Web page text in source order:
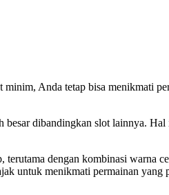
Anda tetap bisa menikmati
dibandingkan slot lainnya.
dengan kombinasi warna
untuk menikmati permainan yang